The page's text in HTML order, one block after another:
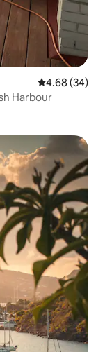
Calificación
4.68 (34)
Harbour